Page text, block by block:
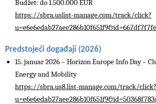
Budžet: do 1.500.000 EUR
https://sbra.uslist-manage.com/track/click?
Predstojeći događaji (2026)
15. januar 2026 – Horizon Europe Info Day –
Energy and Mobility
https://sbra.us8.list-manage.com/track/click?